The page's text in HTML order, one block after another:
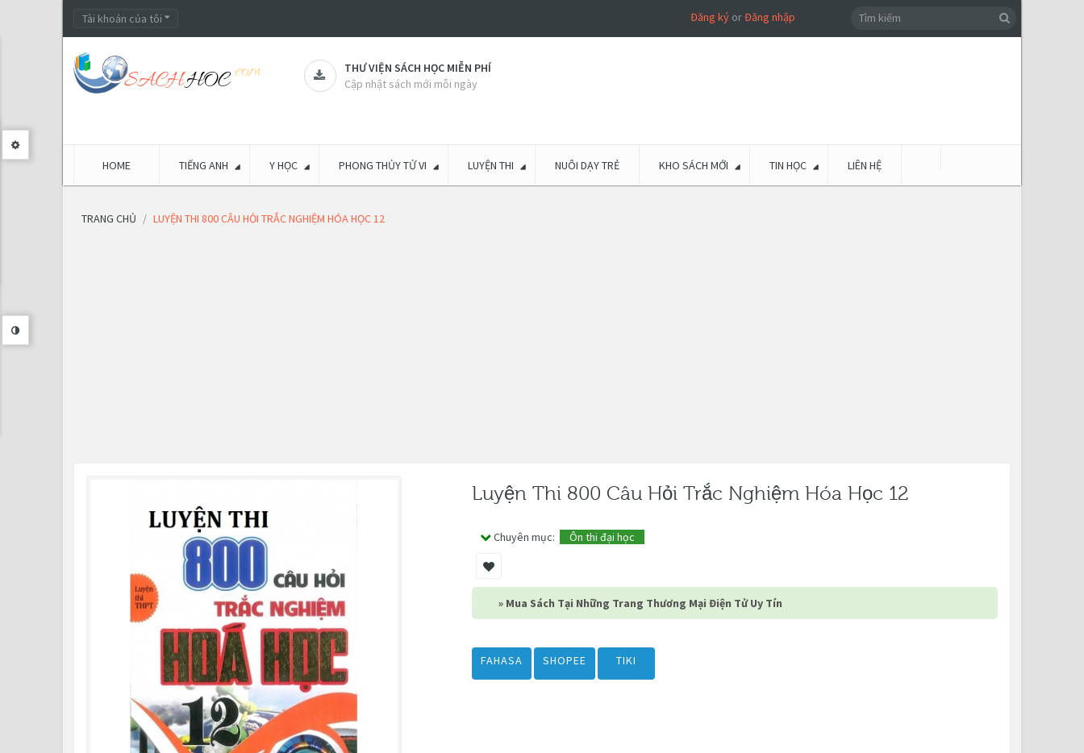
Tài khoản của tôi Đăng kýorĐăng nhập
THƯ VIỆN SÁCH HỌC MIỄN PHÍ
Cập nhật sách mới mỗi ngày
HOME TIẾNG ANH Y HỌC PHONG THỦY TỬ VI LUYỆN THI NUÔI DẠY TRẺ KHO SÁCH MỚI TIN HỌC LIÊN HỆ
TRANG CHỦ LUYỆN THI 800 CÂU HỎI TRẮC NGHIỆM HÓA HỌC 12
Luyện Thi 800 Câu Hỏi Trắc Nghiệm Hóa Học 12
Chuyên mục: Ôn thi đại học
» Mua Sách Tại Những Trang Thương Mại Điện Tử Uy Tín
FAHASA SHOPEE TIKI